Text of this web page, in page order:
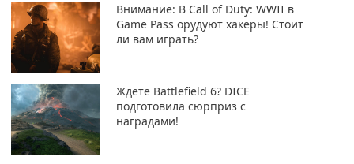
Внимание: В Call of Duty: WWII в
Game Pass орудуют хакеры! Стоит
ли вам играть?
Ждете Battlefield 6? DICE
подготовила сюрприз с
наградами!